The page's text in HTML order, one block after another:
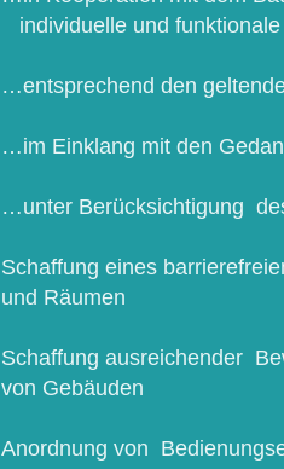
individuelle und
…entsprechend den
…im Einklang mit den
…unter Berücksichtigung
Schaffung eines
und Räumen
Schaffung ausreichender
von Gebäuden
Anordnung von